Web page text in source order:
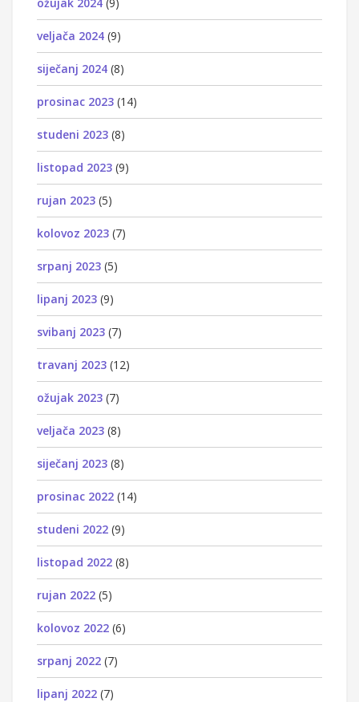
veljača 2024 (9)
siječanj 2024 (8)
prosinac 2023 (14)
studeni 2023 (8)
listopad 2023 (9)
rujan 2023 (5)
kolovoz 2023 (7)
srpanj 2023 (5)
lipanj 2023 (9)
svibanj 2023 (7)
travanj 2023 (12)
ožujak 2023 (7)
veljača 2023 (8)
siječanj 2023 (8)
prosinac 2022 (14)
studeni 2022 (9)
listopad 2022 (8)
rujan 2022 (5)
kolovoz 2022 (6)
srpanj 2022 (7)
lipanj 2022 (7)